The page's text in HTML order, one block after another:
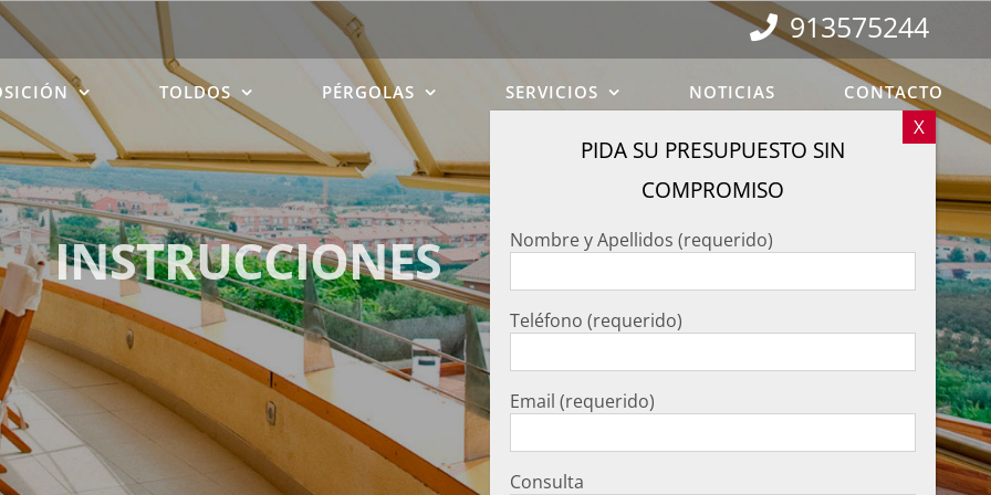
913575244
TOLDOS PÉRGOLAS SERVICIOS NOTICIAS CONTACTO
INSTRUCCIONES Nombre y Apellidos (requerido)
Teléfono (requerido)
Email (requerido)
Consulta